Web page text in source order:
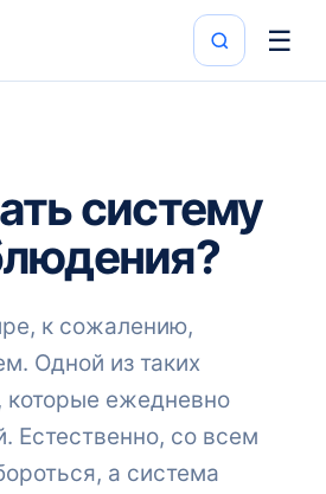
☰
систему
к сожалению,
Одной из таких
которые ежедневно
Естественно, со всем
а система